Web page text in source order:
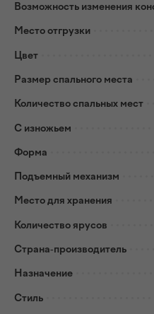
Возможность изменения
Место отгрузки
Цвет
Размер спального места
Количество спальных мест
С изножьем
Форма
Подъемный механизм
Место для хранения
Количество ярусов
Страна-производитель
Назначение
Стиль